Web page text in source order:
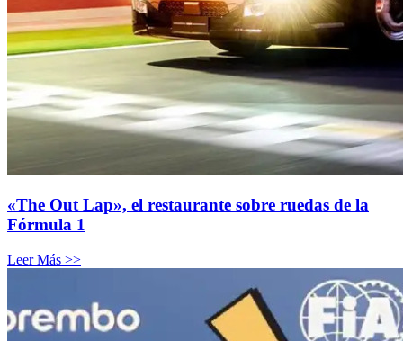
«The Out Lap», el restaurante sobre ruedas de la
Fórmula 1
Leer Más >>